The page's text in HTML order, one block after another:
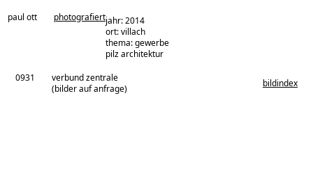
paul ott photografiertjahr: 2014
ort: villach
thema: gewerbe
architekturbüro:
pilz architektur
0931
verbund zentrale
(bilder auf anfrage)
bildindex